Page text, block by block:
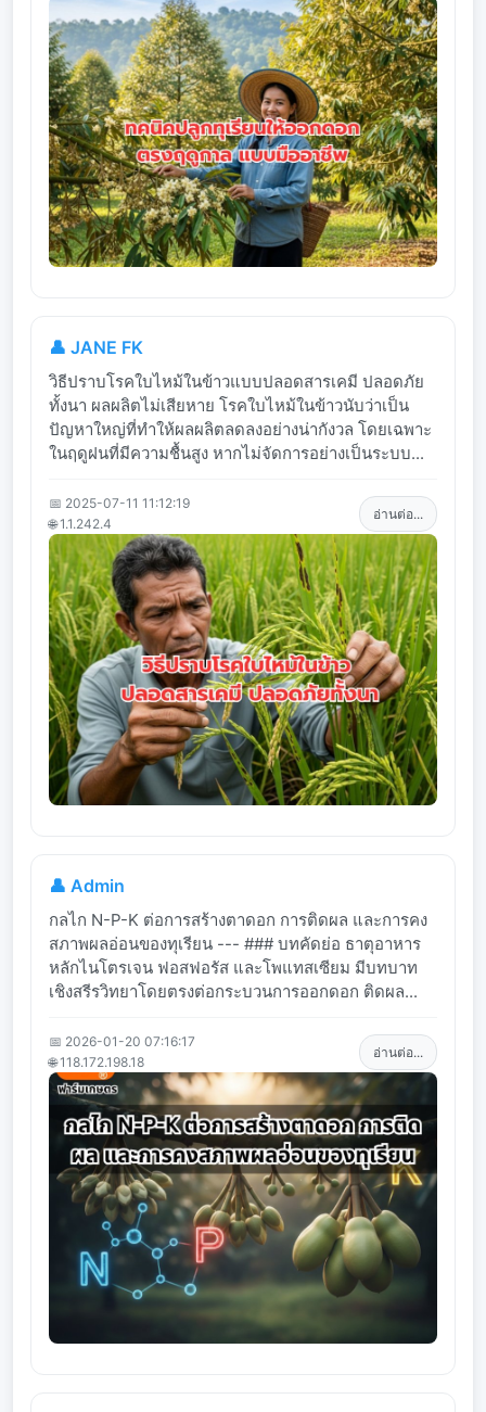
👤 JANE FK
วิธีปราบโรคใบไหม้ในข้าวแบบปลอดสารเคมี ปลอดภัย
ทั้งนา ผลผลิตไม่เสียหาย โรคใบไหม้ในข้าวนับว่าเป็น
ปัญหาใหญ่ที่ทำให้ผลผลิตลดลงอย่างน่ากังวล โดยเฉพาะ
ในฤดูฝนที่มีความชื้นสูง หากไม่จัดการอย่างเป็นระบบ...
📅 2025-07-11 11:12:19
🌐 1.1.242.4
อ่านต่อ...
👤 Admin
กลไก N-P-K ต่อการสร้างตาดอก การติดผล และการคง
สภาพผลอ่อนของทุเรียน --- ### บทคัดย่อ ธาตุอาหาร
หลักไนโตรเจน ฟอสฟอรัส และโพแทสเซียม มีบทบาท
เชิงสรีรวิทยาโดยตรงต่อกระบวนการออกดอก ติดผล...
📅 2026-01-20 07:16:17
🌐 118.172.198.18
อ่านต่อ...